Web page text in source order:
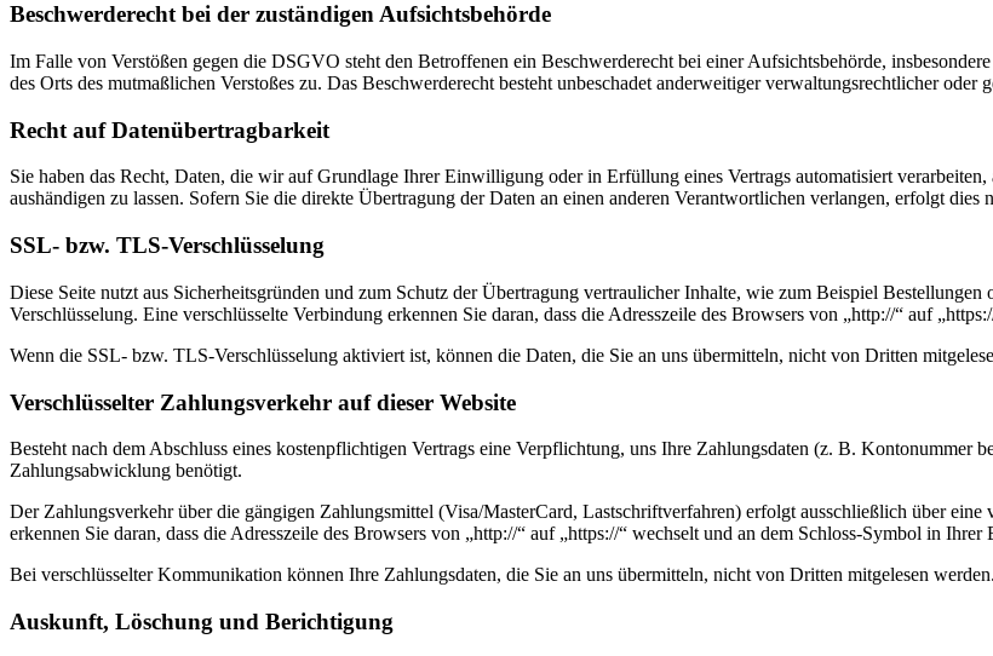
Beschwerde­recht bei der zuständigen Aufsichts­behörde
Im Falle von Verstößen gegen die DSGVO steht den Betroffenen ein Beschwerderecht bei einer Aufsichtsbehörde,
des Orts des mutmaßlichen Verstoßes zu. Das Beschwerderecht besteht unbeschadet anderweitiger verwaltungsrechtlicher oder
Recht auf Daten­übertrag­barkeit
Sie haben das Recht, Daten, die wir auf Grundlage Ihrer Einwilligung oder in Erfüllung eines Vertrags automatisiert
aushändigen zu lassen. Sofern Sie die direkte Übertragung der Daten an einen anderen Verantwortlichen verlangen, erfolgt dies
SSL- bzw. TLS-Verschlüsselung
Diese Seite nutzt aus Sicherheitsgründen und zum Schutz der Übertragung vertraulicher Inhalte, wie zum Beispiel
Verschlüsselung. Eine verschlüsselte Verbindung erkennen Sie daran, dass die Adresszeile des Browsers von „http://“ auf
Wenn die SSL- bzw. TLS-Verschlüsselung aktiviert ist, können die Daten, die Sie an uns übermitteln, nicht von Dritten
Verschlüsselter Zahlungsverkehr auf dieser Website
Besteht nach dem Abschluss eines kostenpflichtigen Vertrags eine Verpflichtung, uns Ihre Zahlungsdaten (z. B. Kontonummer
Zahlungsabwicklung benötigt.
Der Zahlungsverkehr über die gängigen Zahlungsmittel (Visa/MasterCard, Lastschriftverfahren) erfolgt ausschließlich über
erkennen Sie daran, dass die Adresszeile des Browsers von „http://“ auf „https://“ wechselt und an dem Schloss-Symbol in Ihrer
Bei verschlüsselter Kommunikation können Ihre Zahlungsdaten, die Sie an uns übermitteln, nicht von Dritten mitgelesen werden.
Auskunft, Löschung und Berichtigung